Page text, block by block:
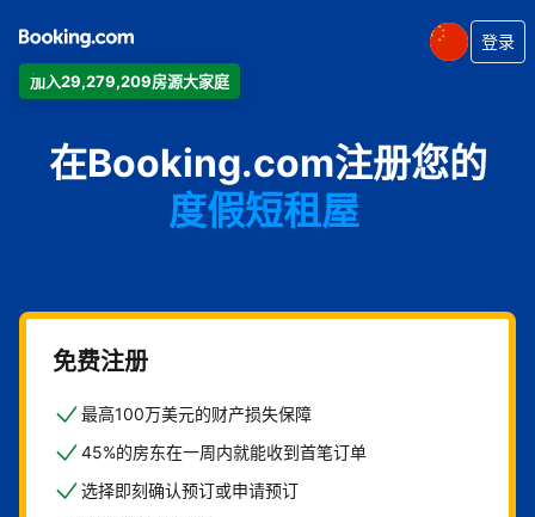
加入29,279,209房源大家庭
登录
在Booking.com注册您的
公寓
酒店
度假短租屋
住宿加早餐旅馆
免费注册
最高100万美元的财产损失保障
45%的房东在一周内就能收到首笔订单
选择即刻确认预订或申请预订